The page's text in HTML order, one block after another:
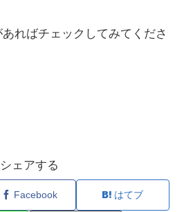
ればチェックしてみてくださ
シェアする
Facebook はてブ